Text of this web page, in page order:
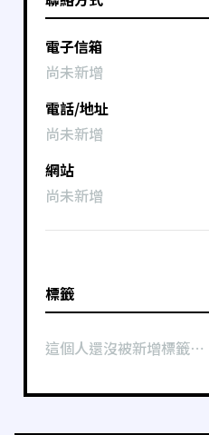
電子信箱
尚未新增
電話/地址
尚未新增
網站
尚未新增
標籤
這個人還沒被新增標籤⋯